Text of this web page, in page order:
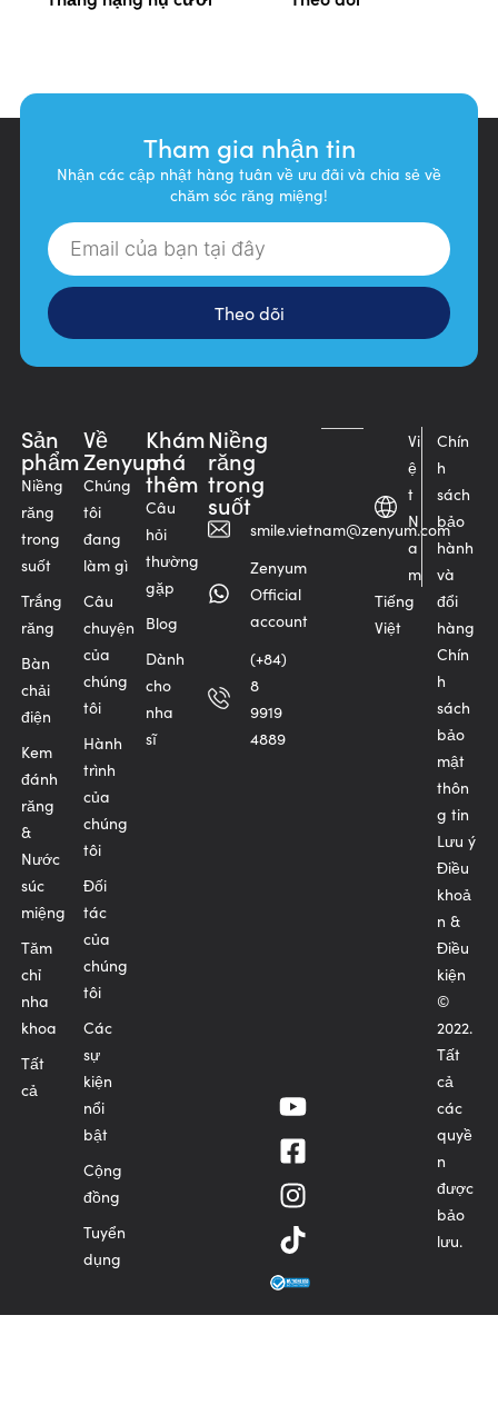
Tham gia nhận tin
Nhận các cập nhật hàng tuân về ưu đãi và chia sẻ về
chăm sóc răng miệng!
Sản
phẩm
Niềng
răng
trong
suốt
Trắng
răng
Bàn
chải
điện
Kem
đánh
răng
&
Nước
súc
miệng
Tăm
chỉ
nha
khoa
Tất
cả
Về
Zenyum
Chúng
tôi
đang
làm gì
Câu
chuyện
của
chúng
tôi
Hành
trình
của
chúng
tôi
Đối
tác
của
chúng
tôi
Các
sự
kiện
nổi
bật
Cộng
đồng
Tuyển
dụng
Khám
phá
thêm
Câu
hỏi
thường
gặp
Blog
Dành
cho
nha
sĩ
Niềng
răng
trong
suốt
smile.vietnam@zenyum.com
Zenyum
Official
account
(+84)
8
9919
4889
Vi
ệ
t
N
a
m
Tiếng
Việt
Chín
h
sách
bảo
hành
và
đổi
hàng
Chín
h
sách
bảo
mật
thôn
g tin
Lưu ý
Điều
khoả
n &
Điều
kiện
©
2022.
Tất
cả
các
quyề
n
được
bảo
lưu.